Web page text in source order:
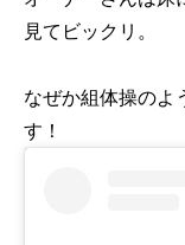
見てビックリ。
なぜか組体操のよ
す！